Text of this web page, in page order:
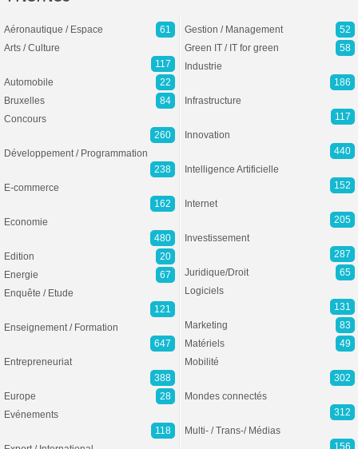
Aéronautique / Espace
61
Arts / Culture
117
Automobile
22
Bruxelles
84
Concours
260
Développement / Programmation
238
E-commerce
162
Economie
480
Edition
20
Energie
67
Enquête / Etude
121
Enseignement / Formation
647
Entrepreneuriat
388
Europe
28
Evénements
118
Gestion / Management
52
Green IT / IT for green
58
Industrie
186
Infrastructure
117
Innovation
440
Intelligence Artificielle
152
Internet
205
Investissement
287
Juridique/Droit
65
Logiciels
131
Marketing
83
Matériels
49
Mobilité
302
Mondes connectés
312
Multi- / Trans-/ Médias
156